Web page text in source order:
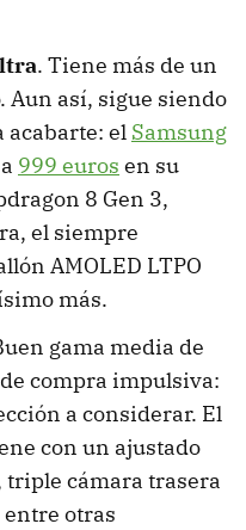
. Tiene más de un
Aun así, sigue siendo
acabarte: el Samsung
999 euros en su
8 Gen 3,
el siempre
AMOLED LTPO
más.
gama media de
compra impulsiva:
a considerar. El
con un ajustado
triple cámara trasera
otras